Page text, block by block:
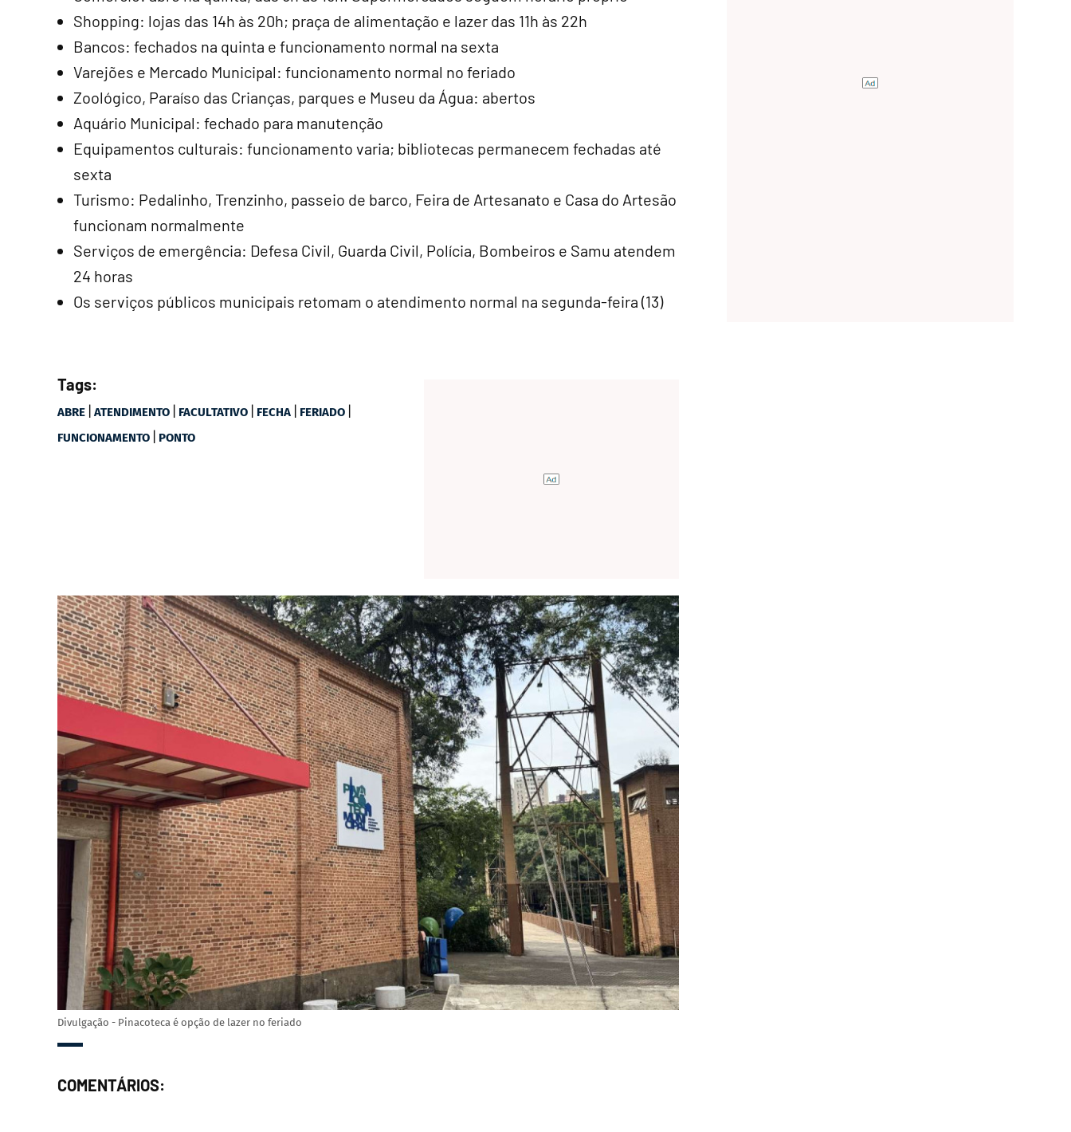
Shopping: lojas das 14h às 20h; praça de alimentação e lazer das 11h às 22h
Bancos: fechados na quinta e funcionamento normal na sexta
Varejões e Mercado Municipal: funcionamento normal no feriado
Zoológico, Paraíso das Crianças, parques e Museu da Água: abertos
Aquário Municipal: fechado para manutenção
Equipamentos culturais: funcionamento varia; bibliotecas permanecem fechadas até
sexta
Turismo: Pedalinho, Trenzinho, passeio de barco, Feira de Artesanato e Casa do Artesão
funcionam normalmente
Serviços de emergência: Defesa Civil, Guarda Civil, Polícia, Bombeiros e Samu atendem
24 horas
Os serviços públicos municipais retomam o atendimento normal na segunda-feira (13)
Tags:
ABRE | ATENDIMENTO | FACULTATIVO | FECHA | FERIADO |
FUNCIONAMENTO | PONTO
Divulgação - Pinacoteca é opção de lazer no feriado
COMENTÁRIOS: